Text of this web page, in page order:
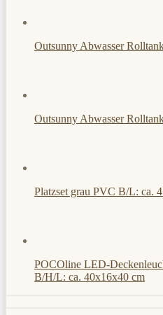
Outsunny Abwasser
Outsunny Abwasser
Platzset grau PVC B/L: ca.
POCOline LED-
B/H/L: ca. 40x16x40 cm